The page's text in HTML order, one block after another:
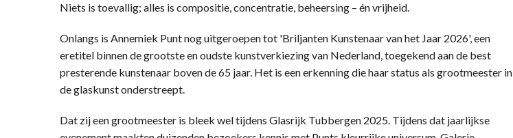
Niets is toevallig; alles is compositie, concentratie, beheersing – én vrijheid.
Onlangs is Annemiek Punt nog uitgeroepen tot 'Briljanten Kunstenaar van het Jaar 2026', een
eretitel binnen de grootste en oudste kunstverkiezing van Nederland, toegekend aan de best
presterende kunstenaar boven de 65 jaar. Het is een erkenning die haar status als grootmeester in
de glaskunst onderstreept.
Dat zij een grootmeester is bleek wel tijdens Glasrijk Tubbergen 2025. Tijdens dat jaarlijkse